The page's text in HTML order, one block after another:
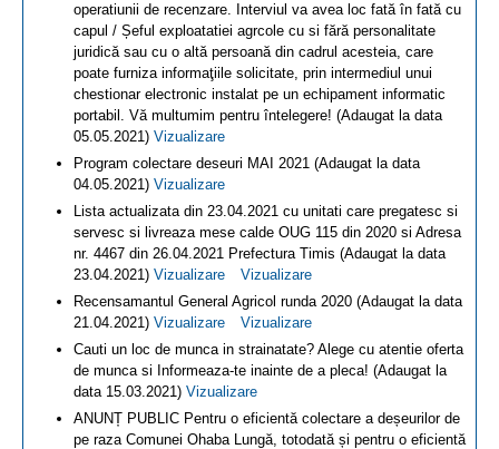
operatiunii de recenzare. Interviul va avea loc fată în fată cu
capul / Șeful exploatatiei agrcole cu si fără personalitate
juridică sau cu o altă persoană din cadrul acesteia, care
poate furniza informaţiile solicitate, prin intermediul unui
chestionar electronic instalat pe un echipament informatic
portabil. Vă multumim pentru întelegere! (Adaugat la data
05.05.2021) Vizualizare
Program colectare deseuri MAI 2021 (Adaugat la data
04.05.2021) Vizualizare
Lista actualizata din 23.04.2021 cu unitati care pregatesc si
servesc si livreaza mese calde OUG 115 din 2020 si Adresa
nr. 4467 din 26.04.2021 Prefectura Timis (Adaugat la data
23.04.2021) Vizualizare
Vizualizare
Recensamantul General Agricol runda 2020 (Adaugat la data
21.04.2021) Vizualizare
Vizualizare
Cauti un loc de munca in strainatate? Alege cu atentie oferta
de munca si Informeaza-te inainte de a pleca! (Adaugat la
data 15.03.2021) Vizualizare
ANUNȚ PUBLIC Pentru o eficientă colectare a deșeurilor de
pe raza Comunei Ohaba Lungă, totodată și pentru o eficientă